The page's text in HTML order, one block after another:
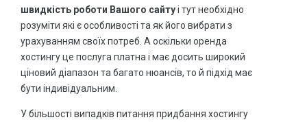
ДОМЕНИ ТА ХОСТИНГ
Доменні імена HOT
Повертаємо втрачений домен
Відновлення доступу до хостингу
Налаштування домену та хостингу
швидкість роботи Вашого сайтуі тут необхідно
розуміти які є особливості та як його вибрати з
урахуванням своїх потреб. А оскільки оренда
хостингу це послуга платна і має досить широкий
ціновий діапазон та багато нюансів, то й підхід має
бути індивідуальним.
У більшості випадків питання придбання хостингу